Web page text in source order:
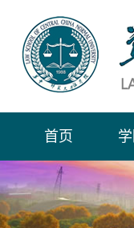
首页